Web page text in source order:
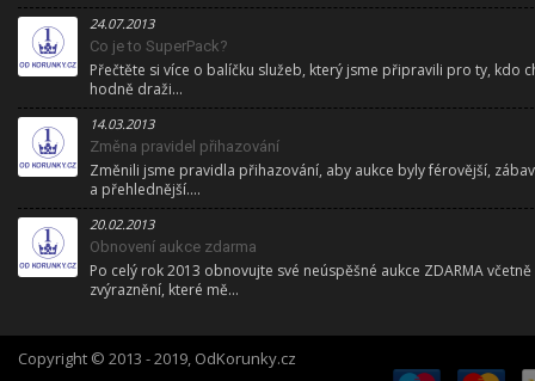
24.07.2013
Co je to SuperPack?
Přečtěte si více o balíčku služeb, který jsme připravili pro ty, kdo
hodně draži...
14.03.2013
Změna pravidel přihazování
Změnili jsme pravidla přihazování, aby aukce byly férovější,
a přehlednější....
20.02.2013
Obnovení aukce zdarma
Po celý rok 2013 obnovujte své neúspěšné aukce ZDARMA včetně
zvýraznění, které mě...
Copyright © 2013 - 2019, OdKorunky.cz